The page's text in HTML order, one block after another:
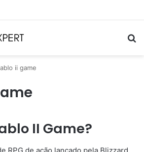
incríveis em eletrônicos
ii game
II Game?